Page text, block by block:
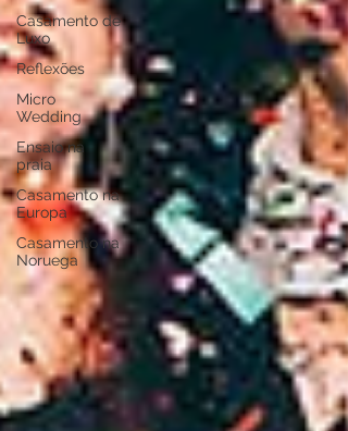
Casamento de
Luxo
Reflexões
Micro
Wedding
Ensaio na
praia
Casamento na
Europa
Casamento na
Noruega